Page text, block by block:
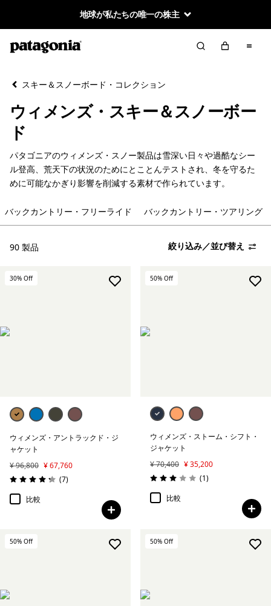
地球が私たちの唯一の株主
絞り込み／並び替え
絞り込み
カテゴリー
バックカントリー・ツアリング
オール・マウンテン
ジャケット＆ベスト
スノー・ボトムス
ベースレイヤー
帽子＆アクセサリー
絞り込み
在庫のあるカラー
絞り込み
素材
絞り込み
フィット
絞り込み
気象条件
スキー＆スノーボード・コレクション
ウィメンズ・スキー＆スノーボー
ド
パタゴニアのウィメンズ・スノー製品は雪深い日々や過酷なシー
ル登高、荒天下の状況のためにとことんテストされ、冬を守るた
めに可能なかぎり影響を削減する素材で作られています。
バックカントリー・フリーライド バックカントリー・ツアリング
90 製品 絞り込み／並び替え
30% Off
ウィメンズ・アントラックド・ジ
ャケット
¥ 96,800 ¥ 67,760
評価: 4.3 / 5
(7レビュー
)
比較
50% Off
ウィメンズ・ストーム・シフト・
ジャケット
¥ 70,400 ¥ 35,200
評価: 3.0 / 5
(1レビュー
)
比較
50% Off 50% Off